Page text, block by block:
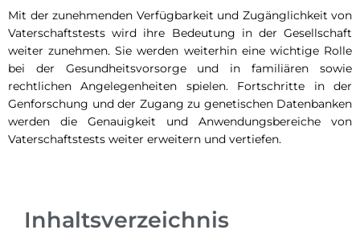
Mit der zunehmenden Verfügbarkeit und Zugänglichkeit von
Vaterschaftstests wird ihre Bedeutung in der Gesellschaft
weiter zunehmen. Sie werden weiterhin eine wichtige Rolle
bei der Gesundheitsvorsorge und in familiären sowie
rechtlichen Angelegenheiten spielen. Fortschritte in der
Genforschung und der Zugang zu genetischen Datenbanken
werden die Genauigkeit und Anwendungsbereiche von
Vaterschaftstests weiter erweitern und vertiefen.
Inhaltsverzeichnis